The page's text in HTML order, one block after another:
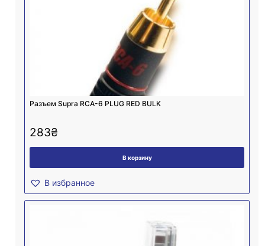
Разъем Supra RCA-6 PLUG RED BULK
283₴
В корзину
В избранное